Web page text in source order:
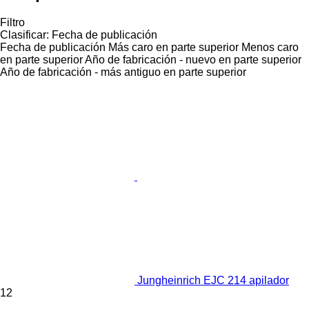
Filtro
Clasificar: Fecha de publicación
Fecha de publicación Más caro en parte superior Menos caro
en parte superiorAño de fabricación - nuevo en parte superior
Año de fabricación - más antiguo en parte superior
Jungheinrich EJC 214 apilador
12